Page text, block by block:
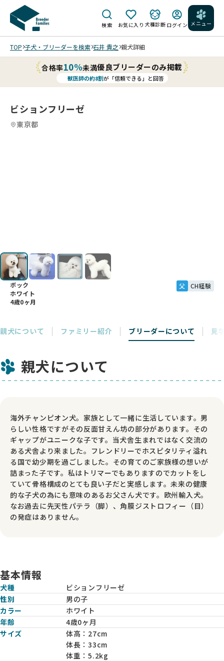
検索 お気に入り 犬種診断 ログイン メニュー
TOP 子犬・ブリーダーを検索 石井 貴之 親犬詳細
合格率10%未満優良ブリーダーのみ掲載
獣医師の約8割が「信頼できる」と回答
ビションフリーゼ
東京都
ボック
ホワイト
4歳0ヶ月
父 CH経験
親犬について ファミリー紹介 ブリーダーについて 見
親犬について
海外チャンピオン犬。家族として一緒に生活しています。男
らしい性格ですがその反面甘えん坊の部分があります。その
ギャップがユニークな子です。当犬舎生まれではなく交流の
ある犬舎より来ました。フレンドリーでホスピタリティ溢れ
る国で幼少期を過ごしました。その育てのご家族様の想いが
詰まった子です。私はトリマーでもありますのでカットをし
ていて骨格構成のとても良い子だと実感します。未来の健康
的な子犬の為にも意味のあるお父さん犬です。欧州輸入犬。
なお過去に先天性パテラ（脚）、角膜ジストロフィー（目）
の発症はありません。
基本情報
犬種
ビションフリーゼ
性別
男の子
カラー
ホワイト
年齢
4歳0ヶ月
サイズ
体高： 27cm
体長：33cm
体重：5.2kg